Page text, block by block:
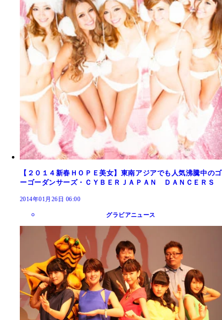
【２０１４新春ＨＯＰＥ美女】東南アジアでも人気沸騰中のゴ
ーゴーダンサーズ・ＣＹＢＥＲＪＡＰＡＮ ＤＡＮＣＥＲＳ
2014年01月26日 06:00
グラビアニュース